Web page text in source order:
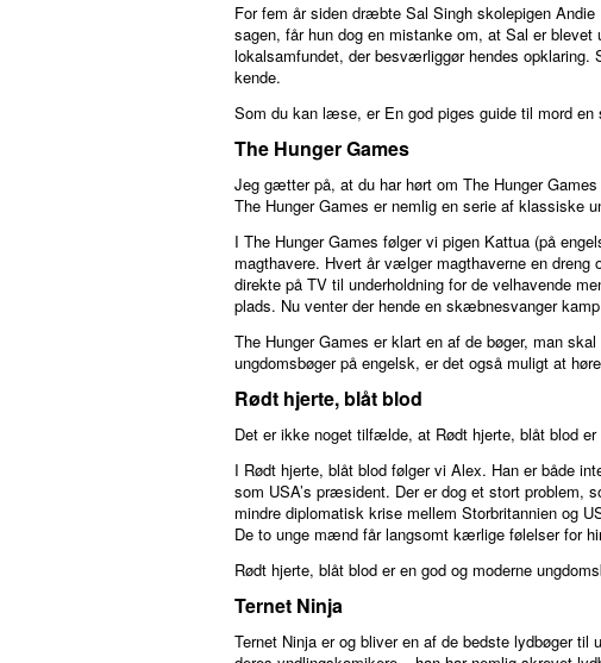
For fem år siden dræbte Sal Singh skolepigen
sagen, får hun dog en mistanke om, at Sal er
lokalsamfundet, der besværliggør hendes
kende.
Som du kan læse, er En god piges guide til mord
The Hunger Games
Jeg gætter på, at du har hørt om The Hunger
The Hunger Games er nemlig en serie af klassiske
I The Hunger Games følger vi pigen Kattua (på
magthavere. Hvert år vælger magthaverne en
direkte på TV til underholdning for de velhavende
plads. Nu venter der hende en skæbnesvanger
The Hunger Games er klart en af de bøger, man
ungdomsbøger på engelsk, er det også muligt at
Rødt hjerte, blåt blod
Det er ikke noget tilfælde, at Rødt hjerte, blåt blod
I Rødt hjerte, blåt blod følger vi Alex. Han er både
som USA’s præsident. Der er dog et stort problem,
mindre diplomatisk krise mellem Storbritannien og
De to unge mænd får langsomt kærlige følelser for
Rødt hjerte, blåt blod er en god og moderne
Ternet Ninja
Ternet Ninja er og bliver en af de bedste lydbøger